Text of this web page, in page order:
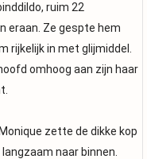
ruim 22
eraan. Ze gespte hem
rijkelijk in met glijmiddel.
omhoog aan zijn haar
zette de dikke kop
naar binnen.